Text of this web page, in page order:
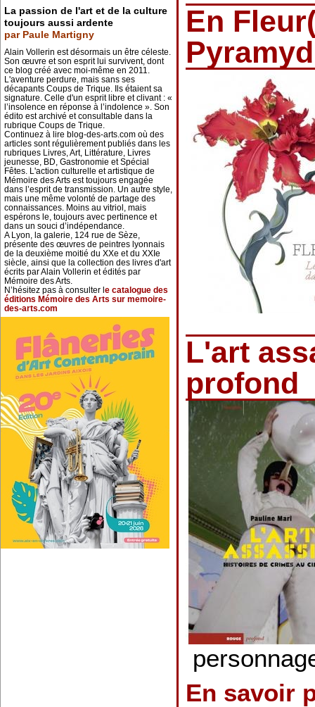
La passion de l'art et de la culture
toujours aussi ardente
par Paule Martigny
Alain Vollerin est désormais un être céleste.
Son œuvre et son esprit lui survivent, dont
ce blog créé avec moi-même en 2011.
L'aventure perdure, mais sans ses
décapants Coups de Trique. Ils étaient sa
signature. Celle d'un esprit libre et clivant : «
l’insolence en réponse à l’indolence ». Son
édito est archivé et consultable dans la
rubrique Coups de Trique.
Continuez à lire blog-des-arts.com où des
articles sont régulièrement publiés dans les
rubriques Livres, Art, Littérature, Livres
jeunesse, BD, Gastronomie et Spécial
Fêtes. L'action culturelle et artistique de
Mémoire des Arts est toujours engagée
dans l’esprit de transmission. Un autre style,
mais une même volonté de partage des
connaissances. Moins au vitriol, mais
espérons le, toujours avec pertinence et
dans un souci d’indépendance.
A Lyon, la galerie, 124 rue de Sèze,
présente des œuvres de peintres lyonnais
de la deuxième moitié du XXe et du XXIe
siècle, ainsi que la collection des livres d'art
écrits par Alain Vollerin et édités par
Mémoire des Arts.
N’hésitez pas à consulter l e catalogue des
éditions Mémoire des Arts sur memoire-
des-arts.com
En
Pyramyd
L'art
profond
En savoir